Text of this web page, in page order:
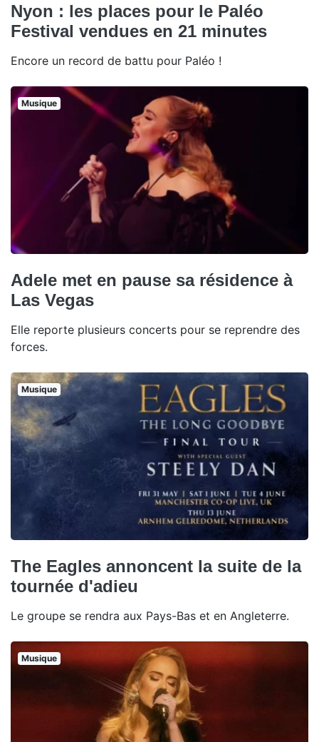
Nyon : les places pour le Paléo
Festival vendues en 21 minutes
Encore un record de battu pour Paléo !
Musique
Adele met en pause sa résidence à
Las Vegas
Elle reporte plusieurs concerts pour se reprendre des
forces.
Musique
The Eagles annoncent la suite de la
tournée d'adieu
Le groupe se rendra aux Pays-Bas et en Angleterre.
Musique